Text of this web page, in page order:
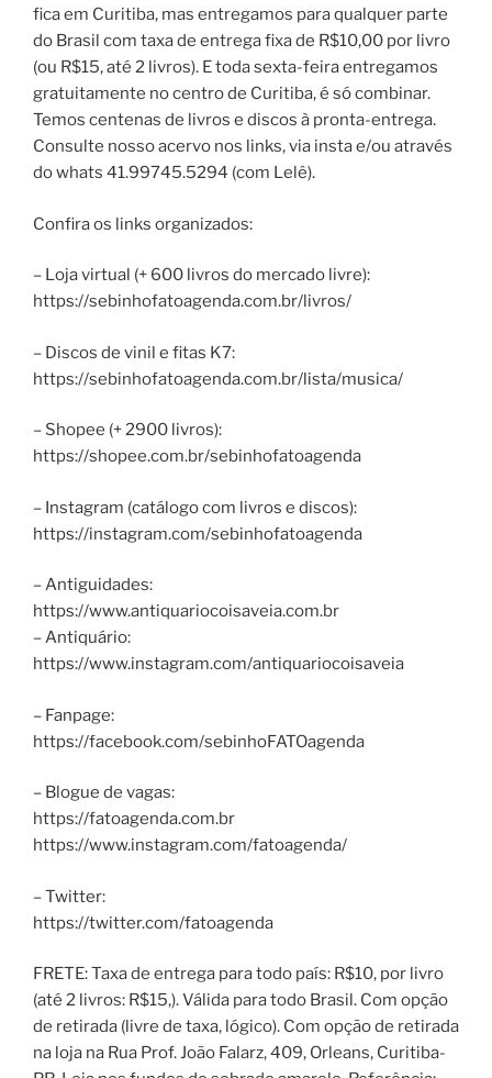
fica em Curitiba, mas entregamos para qualquer parte
do Brasil com taxa de entrega fixa de R$10,00 por livro
(ou R$15, até 2 livros). E toda sexta-feira entregamos
gratuitamente no centro de Curitiba, é só combinar.
Temos centenas de livros e discos à pronta-entrega.
Consulte nosso acervo nos links, via insta e/ou através
do whats 41.99745.5294 (com Lelê).
Confira os links organizados:
– Loja virtual (+ 600 livros do mercado livre):
https://sebinhofatoagenda.com.br/livros/
– Discos de vinil e fitas K7:
https://sebinhofatoagenda.com.br/lista/musica/
– Shopee (+ 2900 livros):
https://shopee.com.br/sebinhofatoagenda
– Instagram (catálogo com livros e discos):
https://instagram.com/sebinhofatoagenda
– Antiguidades:
https://www.antiquariocoisaveia.com.br
– Antiquário:
https://www.instagram.com/antiquariocoisaveia
– Fanpage:
https://facebook.com/sebinhoFATOagenda
– Blogue de vagas:
https://fatoagenda.com.br
https://www.instagram.com/fatoagenda/
– Twitter:
https://twitter.com/fatoagenda
FRETE: Taxa de entrega para todo país: R$10, por livro
(até 2 livros: R$15,). Válida para todo Brasil. Com opção
de retirada (livre de taxa, lógico). Com opção de retirada
na loja na Rua Prof. João Falarz, 409, Orleans, Curitiba-